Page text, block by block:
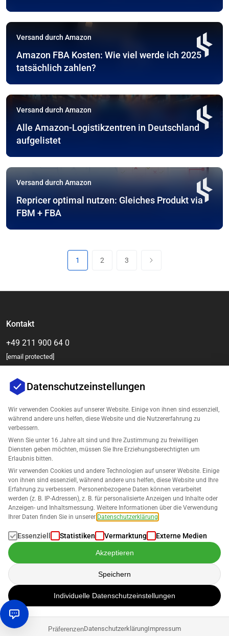
Versand durch Amazon
Amazon FBA Kosten: Wie viel werde ich 2025
tatsächlich zahlen?
Versand durch Amazon
Alle Amazon-Logistikzentren in Deutschland
aufgelistet
Versand durch Amazon
Repricer optimal nutzen: Gleiches Produkt via
FBM + FBA
1 2 3
Kontakt
+49 211 900 64 0
[email protected]
Unternehmen
Unterstützung
Lösungen für Amazon
Die Verarbeitung der Daten erfolgt nach unserer
Urheberrecht © 2026 SELLERLOGIC. Alle Rechte vorbehalten.
Datenschutzeinstellungen
Wir verwenden Cookies auf unserer Website. Einige von ihnen sind essenziell,
während andere uns helfen, diese Website und die Nutzererfahrung zu
verbessern.
Wenn Sie unter 16 Jahre alt sind und Ihre Zustimmung zu freiwilligen
Diensten geben möchten, müssen Sie Ihre Erziehungsberechtigten um
Erlaubnis bitten.
Wir verwenden Cookies und andere Technologien auf unserer Website. Einige
von ihnen sind essenziell, während andere uns helfen, diese Website und Ihre
Erfahrung zu verbessern. Personenbezogene Daten können verarbeitet
werden (z. B. IP-Adressen), z. B. für personalisierte Anzeigen und Inhalte oder
Anzeigen- und Inhaltsmessung. Weitere Informationen über die Verwendung
Ihrer Daten finden Sie in unserer Datenschutzerklärung
Essenziell Statistiken Vermarktung Externe Medien
Akzeptieren
Speichern
Individuelle Datenschutzeinstellungen
PräferenzenDatenschutzerklärungImpressum